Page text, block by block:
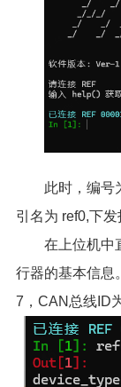
此时，编号
引名为 ref0,下发
在上位机中
行器的基本信息
7，CAN总线ID